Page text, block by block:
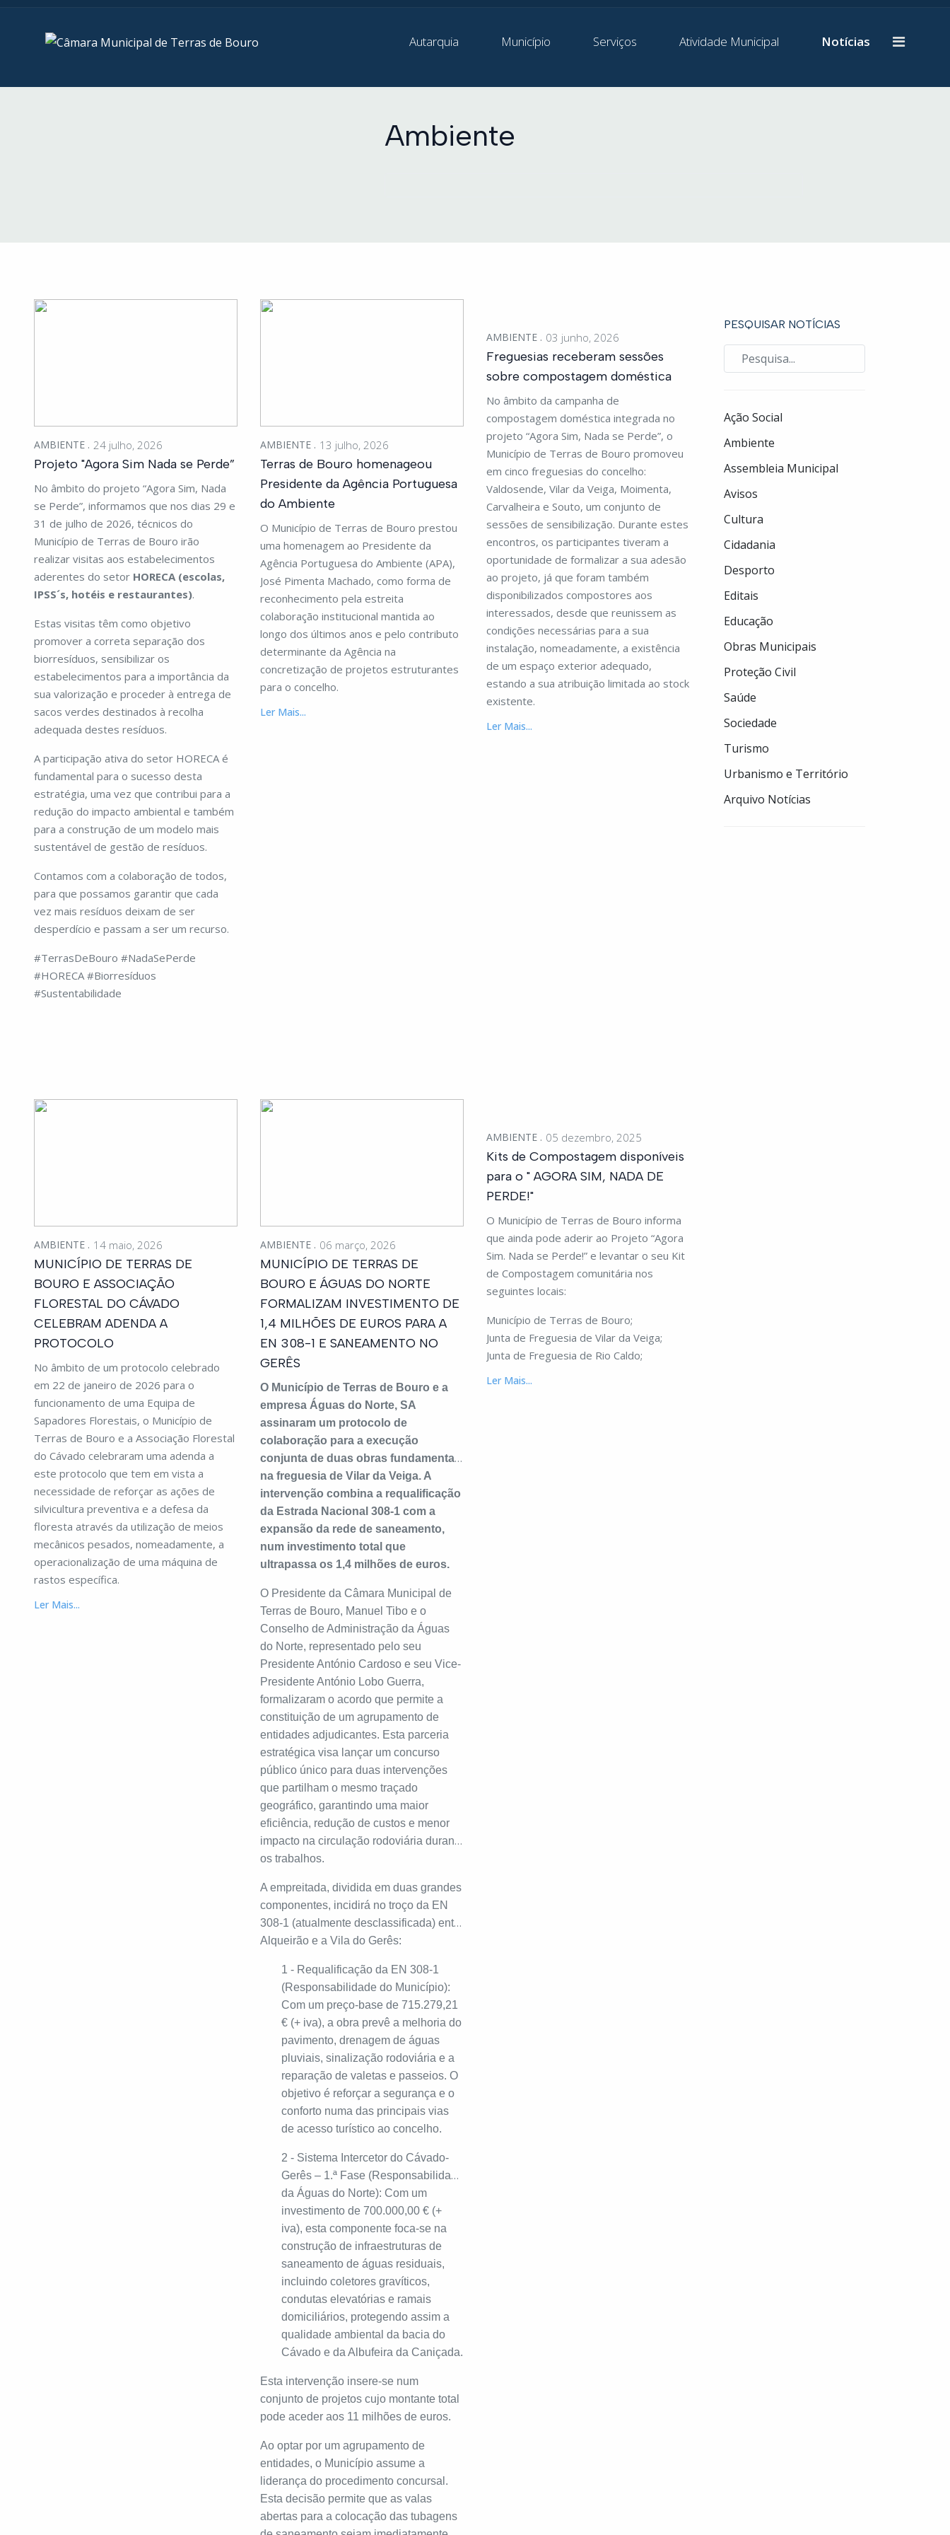
Autarquia Município Serviços Atividade Municipal Notícias
Ambiente
AMBIENTE 24 julho, 2026
Projeto "Agora Sim Nada se Perde”
No âmbito do projeto “Agora Sim, Nada
se Perde”, informamos que nos dias 29 e
31 de julho de 2026, técnicos do
Município de Terras de Bouro irão
realizar visitas aos estabelecimentos
aderentes do setor HORECA (escolas,
IPSS´s, hotéis e restaurantes).
Estas visitas têm como objetivo
promover a correta separação dos
biorresíduos, sensibilizar os
estabelecimentos para a importância da
sua valorização e proceder à entrega de
sacos verdes destinados à recolha
adequada destes resíduos.
A participação ativa do setor HORECA é
fundamental para o sucesso desta
estratégia, uma vez que contribui para a
redução do impacto ambiental e também
para a construção de um modelo mais
sustentável de gestão de resíduos.
Contamos com a colaboração de todos,
para que possamos garantir que cada
vez mais resíduos deixam de ser
desperdício e passam a ser um recurso.
#TerrasDeBouro #NadaSePerde
#HORECA #Biorresíduos
#Sustentabilidade
AMBIENTE 13 julho, 2026
Terras de Bouro homenageou
Presidente da Agência Portuguesa
do Ambiente
O Município de Terras de Bouro prestou
uma homenagem ao Presidente da
Agência Portuguesa do Ambiente (APA),
José Pimenta Machado, como forma de
reconhecimento pela estreita
colaboração institucional mantida ao
longo dos últimos anos e pelo contributo
determinante da Agência na
concretização de projetos estruturantes
para o concelho.
Ler Mais...
AMBIENTE 03 junho, 2026
Freguesias receberam sessões
sobre compostagem doméstica
No âmbito da campanha de
compostagem doméstica integrada no
projeto “Agora Sim, Nada se Perde”, o
Município de Terras de Bouro promoveu
em cinco freguesias do concelho:
Valdosende, Vilar da Veiga, Moimenta,
Carvalheira e Souto, um conjunto de
sessões de sensibilização. Durante estes
encontros, os participantes tiveram a
oportunidade de formalizar a sua adesão
ao projeto, já que foram também
disponibilizados compostores aos
interessados, desde que reunissem as
condições necessárias para a sua
instalação, nomeadamente, a existência
de um espaço exterior adequado,
estando a sua atribuição limitada ao stock
existente.
Ler Mais...
AMBIENTE 14 maio, 2026
MUNICÍPIO DE TERRAS DE
BOURO E ASSOCIAÇÃO
FLORESTAL DO CÁVADO
CELEBRAM ADENDA A
PROTOCOLO
No âmbito de um protocolo celebrado
em 22 de janeiro de 2026 para o
funcionamento de uma Equipa de
Sapadores Florestais, o Município de
Terras de Bouro e a Associação Florestal
do Cávado celebraram uma adenda a
este protocolo que tem em vista a
necessidade de reforçar as ações de
silvicultura preventiva e a defesa da
floresta através da utilização de meios
mecânicos pesados, nomeadamente, a
operacionalização de uma máquina de
rastos específica.
Ler Mais...
AMBIENTE 06 março, 2026
MUNICÍPIO DE TERRAS DE
BOURO E ÁGUAS DO NORTE
FORMALIZAM INVESTIMENTO DE
1,4 MILHÕES DE EUROS PARA A
EN 308-1 E SANEAMENTO NO
GERÊS
O Município de Terras de Bouro e a
empresa Águas do Norte, SA
assinaram um protocolo de
colaboração para a execução
conjunta de duas obras fundamentais
na freguesia de Vilar da Veiga. A
intervenção combina a requalificação
da Estrada Nacional 308-1 com a
expansão da rede de saneamento,
num investimento total que
ultrapassa os 1,4 milhões de euros.
O Presidente da Câmara Municipal de
Terras de Bouro, Manuel Tibo e o
Conselho de Administração da Águas
do Norte, representado pelo seu
Presidente António Cardoso e seu Vice-
Presidente António Lobo Guerra,
formalizaram o acordo que permite a
constituição de um agrupamento de
entidades adjudicantes. Esta parceria
estratégica visa lançar um concurso
público único para duas intervenções
que partilham o mesmo traçado
geográfico, garantindo uma maior
eficiência, redução de custos e menor
impacto na circulação rodoviária durante
os trabalhos.
A empreitada, dividida em duas grandes
componentes, incidirá no troço da EN
308-1 (atualmente desclassificada) entre
Alqueirão e a Vila do Gerês:
1 - Requalificação da EN 308-1
(Responsabilidade do Município):
Com um preço-base de 715.279,21
€ (+ iva), a obra prevê a melhoria do
pavimento, drenagem de águas
pluviais, sinalização rodoviária e a
reparação de valetas e passeios. O
objetivo é reforçar a segurança e o
conforto numa das principais vias
de acesso turístico ao concelho.
2 - Sistema Intercetor do Cávado-
Gerês – 1.ª Fase (Responsabilidade
da Águas do Norte): Com um
investimento de 700.000,00 € (+
iva), esta componente foca-se na
construção de infraestruturas de
saneamento de águas residuais,
incluindo coletores gravíticos,
condutas elevatórias e ramais
domiciliários, protegendo assim a
qualidade ambiental da bacia do
Cávado e da Albufeira da Caniçada.
Esta intervenção insere-se num
conjunto de projetos cujo montante total
pode aceder aos 11 milhões de euros.
Ao optar por um agrupamento de
entidades, o Município assume a
liderança do procedimento concursal.
Esta decisão permite que as valas
abertas para a colocação das tubagens
AMBIENTE 05 dezembro, 2025
Kits de Compostagem disponíveis
para o " AGORA SIM, NADA DE
PERDE!"
O Município de Terras de Bouro informa
que ainda pode aderir ao Projeto “Agora
Sim. Nada se Perde!” e levantar o seu Kit
de Compostagem comunitária nos
seguintes locais:
Município de Terras de Bouro;
Junta de Freguesia de Vilar da Veiga;
Junta de Freguesia de Rio Caldo;
Ler Mais...
PESQUISAR NOTÍCIAS
Ação Social
Ambiente
Assembleia Municipal
Avisos
Cultura
Cidadania
Desporto
Editais
Educação
Obras Municipais
Proteção Civil
Saúde
Sociedade
Turismo
Urbanismo e Território
Arquivo Notícias